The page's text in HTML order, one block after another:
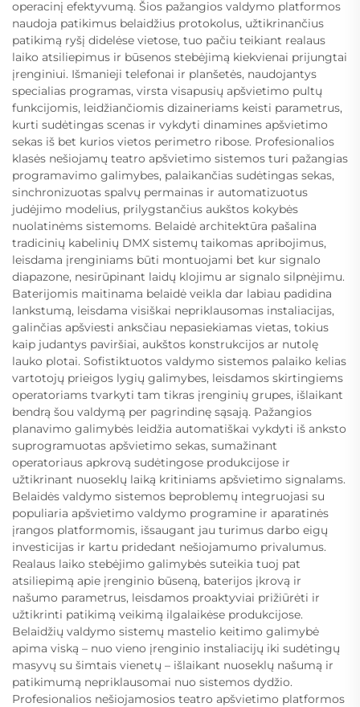
operacinį efektyvumą. Šios pažangios valdymo platformos
naudoja patikimus belaidžius protokolus, užtikrinančius
patikimą ryšį didelėse vietose, tuo pačiu teikiant realaus
laiko atsiliepimus ir būsenos stebėjimą kiekvienai prijungtai
įrenginiui. Išmanieji telefonai ir planšetės, naudojantys
specialias programas, virsta visapusių apšvietimo pultų
funkcijomis, leidžiančiomis dizaineriams keisti parametrus,
kurti sudėtingas scenas ir vykdyti dinamines apšvietimo
sekas iš bet kurios vietos perimetro ribose. Profesionalios
klasės nešiojamų teatro apšvietimo sistemos turi pažangias
programavimo galimybes, palaikančias sudėtingas sekas,
sinchronizuotas spalvų permainas ir automatizuotus
judėjimo modelius, prilygstančius aukštos kokybės
nuolatinėms sistemoms. Belaidė architektūra pašalina
tradicinių kabelinių DMX sistemų taikomas apribojimus,
leisdama įrenginiams būti montuojami bet kur signalo
diapazone, nesirūpinant laidų klojimu ar signalo silpnėjimu.
Baterijomis maitinama belaidė veikla dar labiau padidina
lankstumą, leisdama visiškai nepriklausomas instaliacijas,
galinčias apšviesti anksčiau nepasiekiamas vietas, tokius
kaip judantys paviršiai, aukštos konstrukcijos ar nutolę
lauko plotai. Sofistiktuotos valdymo sistemos palaiko kelias
vartotojų prieigos lygių galimybes, leisdamos skirtingiems
operatoriams tvarkyti tam tikras įrenginių grupes, išlaikant
bendrą šou valdymą per pagrindinę sąsają. Pažangios
planavimo galimybės leidžia automatiškai vykdyti iš anksto
suprogramuotas apšvietimo sekas, sumažinant
operatoriaus apkrovą sudėtingose produkcijose ir
užtikrinant nuoseklų laiką kritiniams apšvietimo signalams.
Belaidės valdymo sistemos beproblemų integruojasi su
populiaria apšvietimo valdymo programine ir aparatinės
įrangos platformomis, išsaugant jau turimus darbo eigų
investicijas ir kartu pridedant nešiojamumo privalumus.
Realaus laiko stebėjimo galimybės suteikia tuoj pat
atsiliepimą apie įrenginio būseną, baterijos įkrovą ir
našumo parametrus, leisdamos proaktyviai prižiūrėti ir
užtikrinti patikimą veikimą ilgalaikėse produkcijose.
Belaidžių valdymo sistemų mastelio keitimo galimybė
apima viską – nuo vieno įrenginio instaliacijų iki sudėtingų
masyvų su šimtais vienetų – išlaikant nuoseklų našumą ir
patikimumą nepriklausomai nuo sistemos dydžio.
Profesionalios nešiojamosios teatro apšvietimo platformos